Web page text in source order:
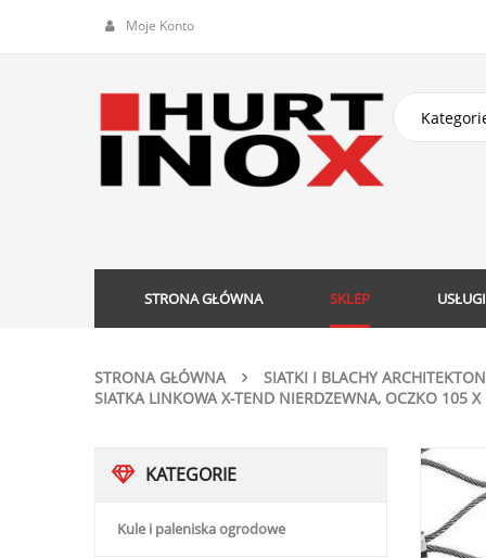
Moje Konto
STRONA GŁÓWNA SKLEP USŁUGI
STRONA GŁÓWNA SIATKI I BLACHY
SIATKA LINKOWA X-TEND NIERDZEWNA, OCZKO 105
KATEGORIE
Kule i paleniska ogrodowe